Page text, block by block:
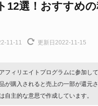
12選！おすすめ
11-11 更新日2022-11-15
フィリエイトプログラムに参加し
が購入されると売上の一部が還元
自主的な意思で作成しています。